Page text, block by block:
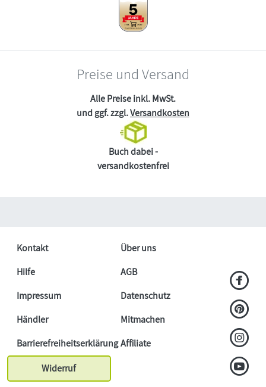
Preise und Versand
Alle Preise inkl. MwSt.
und ggf. zzgl.Versandkosten
Buch dabei -
versandkostenfrei
Kontakt
Über uns
Hilfe
AGB
Impressum
Datenschutz
Händler
Mitmachen
BarrierefreiheitserklärungAffiliate
Widerruf